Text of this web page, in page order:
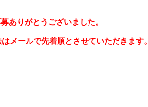
ありがとうございました。
メールで先着順とさせていただきます。